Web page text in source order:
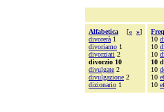
Alfabetica [« »]
divorerà 1
divoriamo 1
divorziati 2
divorzio 10
divulgate 2
divulgazione 2
dizionario 1
10
10
10
10
10
10
10